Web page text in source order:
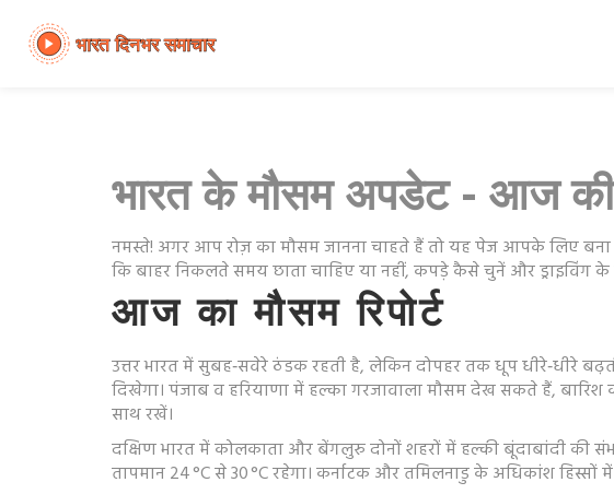
भारत के मौसम अपडेट - आज की
नमस्ते! अगर आप रोज़ का मौसम जानना चाहते हैं तो यह पेज आपके लिए बना
कि बाहर निकलते समय छाता चाहिए या नहीं, कपड़े कैसे चुनें और ड्राइविंग के
आज का मौसम रिपोर्ट
उत्तर भारत में सुबह‑सवेरे ठंडक रहती है, लेकिन दोपहर तक धूप धीरे‑धीरे
दिखेगा। पंजाब व हरियाणा में हल्का गरजावाला मौसम देख सकते हैं, बारिश
साथ रखें।
दक्षिण भारत में कोलकाता और बेंगलुरु दोनों शहरों में हल्की बूंदाबांदी
तापमान 24 °C से 30 °C रहेगा। कर्नाटक और तमिलनाडु के अधिकांश